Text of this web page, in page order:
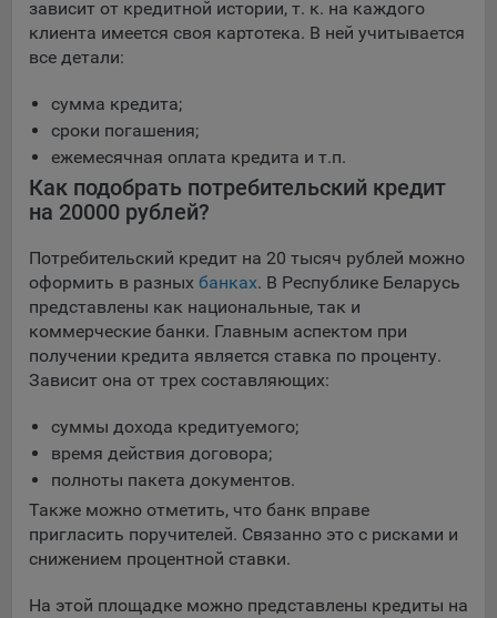
предоставляемый компанией Google Ireland Ltd, Gordon
House Barrow Street Dublin 4, D04E5W5 Ireland.
Сохранить мои изменения
зависит от кредитной истории, т. к. на каждого
клиента имеется своя картотека. В ней учитывается
все детали:
сумма кредита;
сроки погашения;
ежемесячная оплата кредита и т.п.
Как подобрать потребительский кредит
на 20000 рублей?
Потребительский кредит на 20 тысяч рублей можно
оформить в разных банках. В Республике Беларусь
представлены как национальные, так и
коммерческие банки. Главным аспектом при
получении кредита является ставка по проценту.
Зависит она от трех составляющих:
суммы дохода кредитуемого;
время действия договора;
полноты пакета документов.
Также можно отметить, что банк вправе
пригласить поручителей. Связанно это с рисками и
снижением процентной ставки.
На этой площадке можно представлены кредиты на